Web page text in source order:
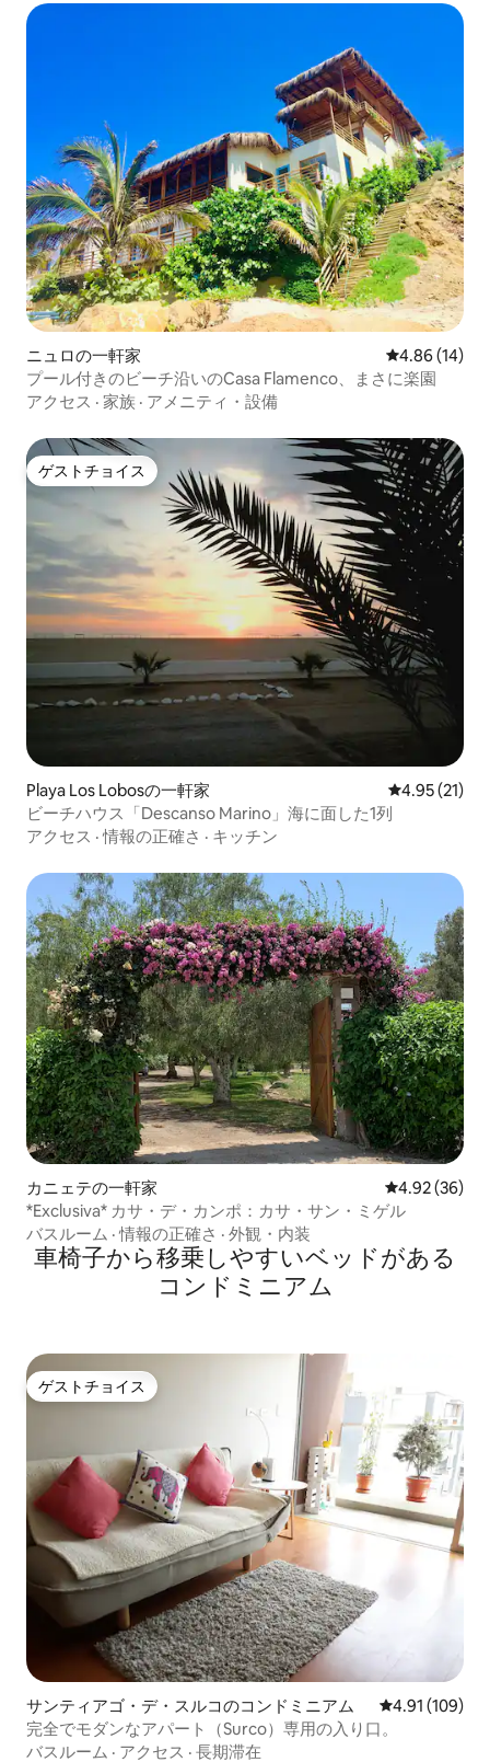
ニュロの一軒家 レビュー14
4.86 (14)
プール付きのビーチ沿いのCasa Flamenco、まさに楽園
アクセス · 家族 · アメニティ・設備
ゲストチョイス
ゲストチョイス
Playa Los Lobosの一軒家 レビュー21
4.95 (21)
ビーチハウス「Descanso Marino」海に面した1列
アクセス ·情報の正確さ · キッチン
カニェテの一軒家 レビュー36
4.92 (36)
*Exclusiva* カサ・デ・カンポ：カサ・サン・ミゲル
バスルーム ·情報の正確さ · 外観・内装
車椅子から移乗しやすいベッドがある
コンドミニアム
ゲストチョイス
ゲストチョイス
サンティアゴ・デ・スルコのコンドミニアム レビュー109
4.91 (109)
完全でモダンなアパート（Surco）専用の入り口。
バスルーム · アクセス · 長期滞在